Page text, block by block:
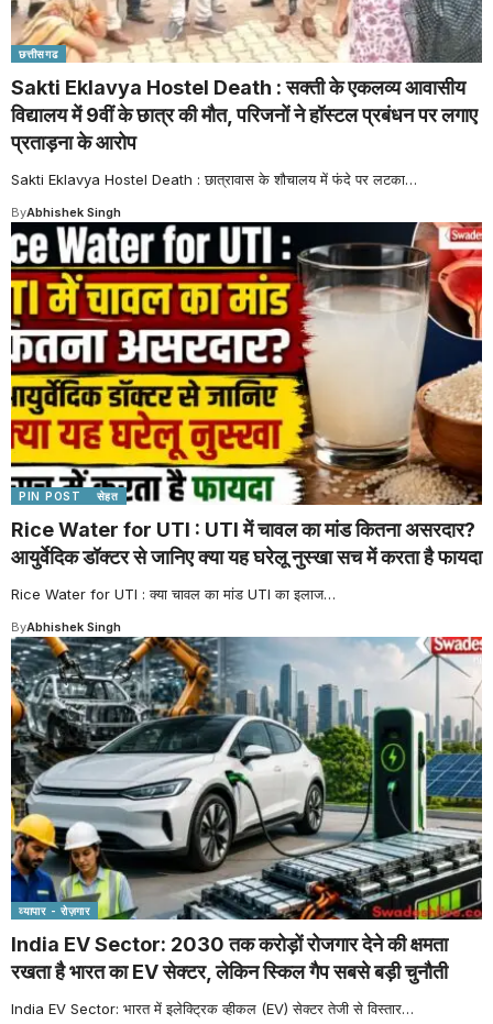
छत्तीसगढ
Sakti Eklavya Hostel Death : सक्ती के एकलव्य आवासीय
विद्यालय में 9वीं के छात्र की मौत, परिजनों ने हॉस्टल प्रबंधन पर लगाए
प्रताड़ना के आरोप
Sakti Eklavya Hostel Death : छात्रावास के शौचालय में फंदे पर लटका…
ByAbhishek Singh
PIN POST सेहत
Rice Water for UTI : UTI में चावल का मांड कितना असरदार?
आयुर्वेदिक डॉक्टर से जानिए क्या यह घरेलू नुस्खा सच में करता है फायदा
Rice Water for UTI : क्या चावल का मांड UTI का इलाज…
ByAbhishek Singh
व्यापार - रोज़गार
India EV Sector: 2030 तक करोड़ों रोजगार देने की क्षमता
रखता है भारत का EV सेक्टर, लेकिन स्किल गैप सबसे बड़ी चुनौती
India EV Sector: भारत में इलेक्ट्रिक व्हीकल (EV) सेक्टर तेजी से विस्तार…